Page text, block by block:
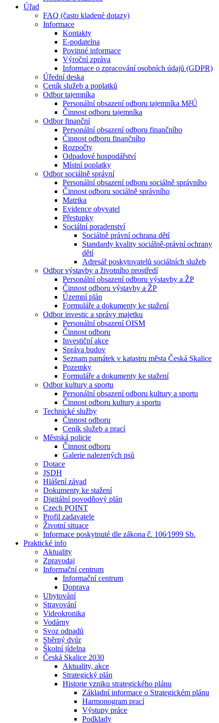
Úřad
FAQ (často kladené dotazy)
Informace
Kontakty
E-podatelna
Povinné informace
Výroční zpráva
Informace o zpracování osobních údajů (GDPR)
Úřední deska
Ceník služeb a poplatků
Odbor tajemníka
Personální obsazení odboru tajemníka MěÚ
Činnost odboru tajemníka
Odbor finanční
Personální obsazení odboru finančního
Činnost odboru finančního
Rozpočty
Odpadové hospodářství
Místní poplatky
Odbor sociálně správní
Personální obsazení odboru sociálně správního
Činnost odboru sociálně správního
Matrika
Evidence obyvatel
Přestupky
Sociální poradenství
Sociálně právní ochrana dětí
Standardy kvality sociálně-právní ochrany
dětí
Adresář poskytovatelů sociálních služeb
Odbor výstavby a životního prostředí
Personální obsazení odboru výstavby a ŽP
Činnost odboru výstavby a ŽP
Územní plán
Formuláře a dokumenty ke stažení
Odbor investic a správy majetku
Personální obsazení OISM
Činnost odboru
Investiční akce
Správa budov
Seznam památek v katastru města Česká Skalice
Pozemky
Formuláře a dokumenty ke stažení
Odbor kultury a sportu
Personální obsazení odboru kultury a sportu
Činnost odboru kultury a sportu
Technické služby
Činnost odboru
Ceník služeb a prací
Městská policie
Činnost odboru
Galerie nalezených psů
Dotace
JSDH
Hlášení závad
Dokumenty ke stažení
Digitální povodňový plán
Czech POINT
Profil zadavatele
Životní situace
Informace poskytnuté dle zákona č. 106⁄1999 Sb.
Praktické info
Aktuality
Zpravodaj
Informační centrum
Informační centrum
Doprava
Ubytování
Stravování
Videokronika
Vodárny
Svoz odpadů
Sběrný dvůr
Školní jídelna
Česká Skalice 2030
Aktuality, akce
Strategický plán
Historie vzniku strategického plánu
Základní informace o Strategickém plánu
Harmonogram prací
Výstupy práce
Podklady